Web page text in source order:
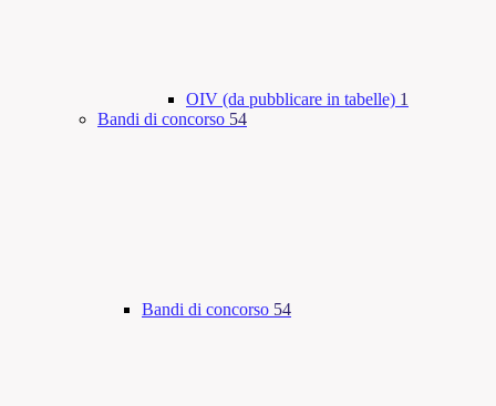
OIV (da pubblicare in tabelle) 1
Bandi di concorso 54
Bandi di concorso 54